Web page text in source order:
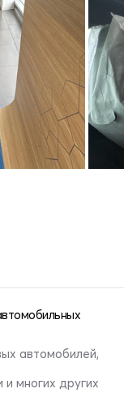
автомобилей,
и многих других